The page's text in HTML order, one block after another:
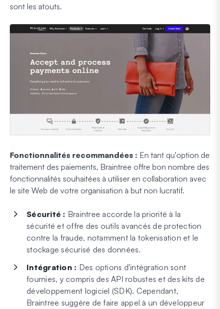
sont les atouts.
Fonctionnalités recommandées : En tant qu'option de
traitement des paiements, Braintree offre bon nombre des
fonctionnalités souhaitées à utiliser en collaboration avec
le site Web de votre organisation à but non lucratif.
Sécurité : Braintree accorde la priorité à la
sécurité et offre des outils avancés de protection
contre la fraude, notamment la tokenisation et le
stockage sécurisé des données.
Intégration : Des options d'intégration sont
fournies, y compris des API robustes et des kits de
développement logiciel (SDK). Cependant,
Braintree suggère de faire appel à un développeur